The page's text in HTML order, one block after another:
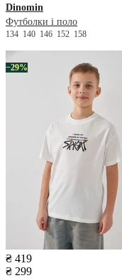
Dinomin
Футболки і поло
134 140 146 152 158
−29%
₴ 419
₴ 299